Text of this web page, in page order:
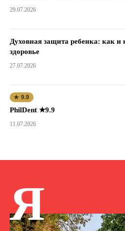
29.07.2026
Духовная защита ребенка: как и
здоровье
27.07.2026
★ 9.9
PhilDent ★9.9
11.07.2026
Я